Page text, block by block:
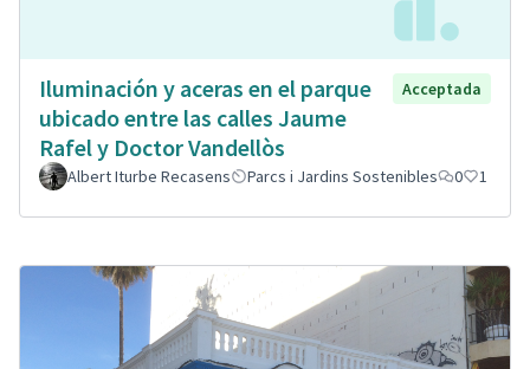
Iluminación y aceras en el parque
ubicado entre las calles Jaume
Rafel y Doctor Vandellòs
Acceptada
Albert Iturbe Recasens Parcs i Jardins Sostenibles 0 1